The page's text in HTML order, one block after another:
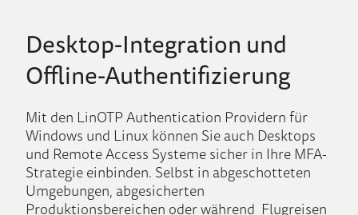
Desktop-Integration und
Offline-Authentifizierung
Mit den LinOTP Authentication Providern für
Windows und Linux können Sie auch Desktops
und Remote Access Systeme sicher in Ihre MFA-
Strategie einbinden. Selbst in abgeschotteten
Umgebungen, abgesicherten
Produktionsbereichen oder während Flugreisen